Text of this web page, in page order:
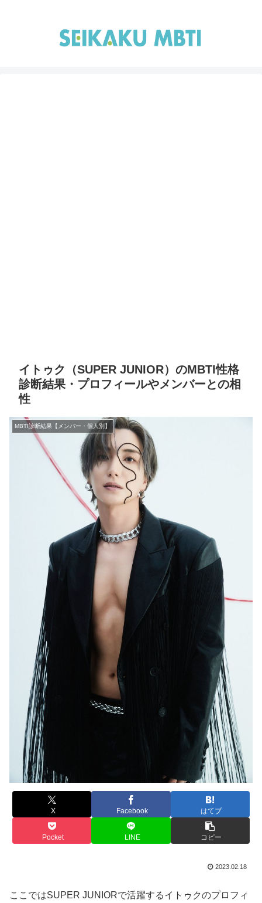
イトゥク（SUPER JUNIOR）のMBTI性格
診断結果・プロフィールやメンバーとの相
性
MBTI診断結果【メンバー・個人別】
X Facebook はてブ
Pocket LINE コピー
2023.02.18
ここではSUPER JUNIORで活躍するイトゥクのプロフィ